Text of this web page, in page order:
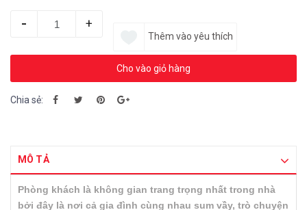
- +
Cho vào giỏ hàng
Thêm vào yêu thích
Chia sẻ:
MÔ TẢ
Phòng khách là không gian trang trọng nhất trong nhà
bởi đây là nơi cả gia đình cùng nhau sum vầy, trò chuyện